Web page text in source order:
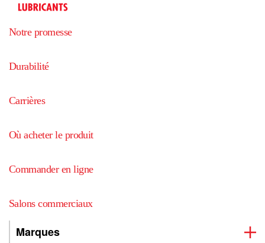
Notre promesse
Durabilité
Carrières
Où acheter le produit
Commander en ligne
Salons commerciaux
Marques